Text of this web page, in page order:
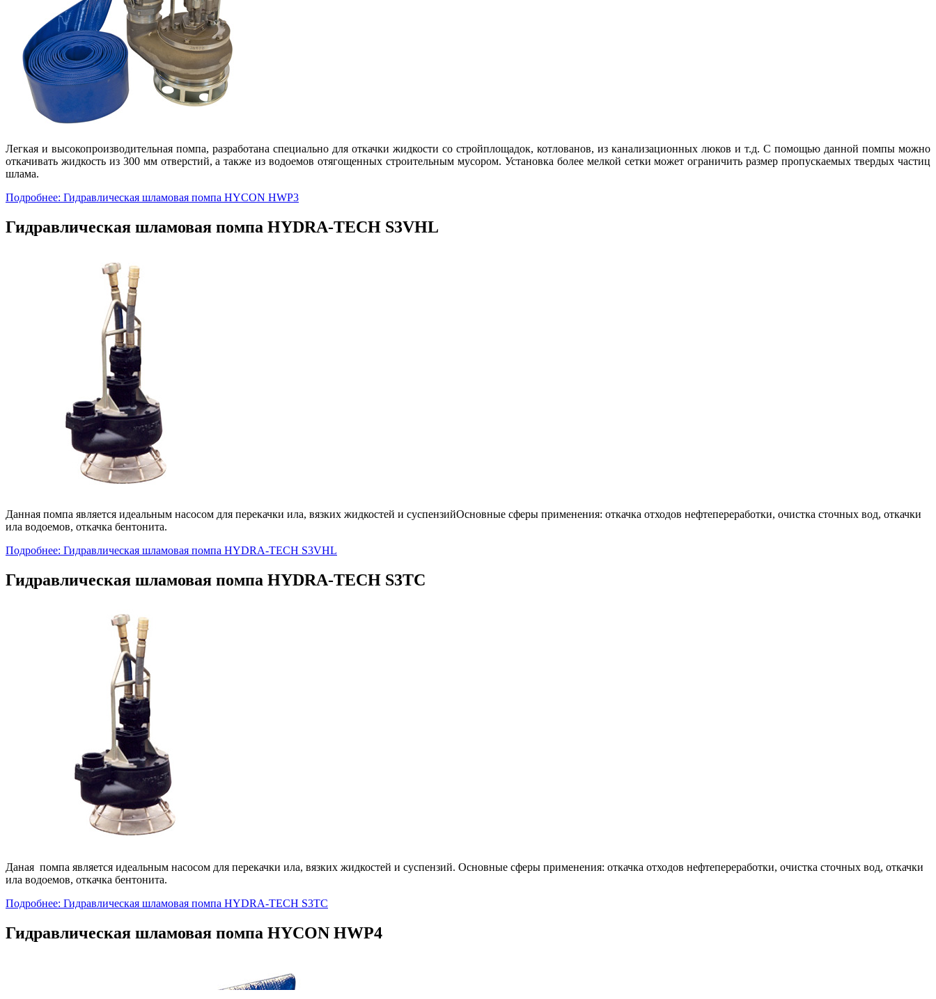
Легкая и высокопроизводительная помпа, разработана специально для откачки жидкости со стройплощадок, котлованов, из канализационных люков и т.д. С помощью данной помпы можно
откачивать жидкость из 300 мм отверстий, а также из водоемов отягощенных строительным мусором. Установка более мелкой сетки может ограничить размер пропускаемых твердых частиц
шлама.
Подробнее: Гидравлическая шламовая помпа HYCON HWP3
Гидравлическая шламовая помпа HYDRA-TECH S3VHL
Данная помпа является идеальным насосом для перекачки ила, вязких жидкостей и суспензийОсновные сферы применения: откачка отходов нефтепереработки, очистка сточных вод, откачки
ила водоемов, откачка бентонита.
Подробнее: Гидравлическая шламовая помпа HYDRA-TECH S3VHL
Гидравлическая шламовая помпа HYDRA-TECH S3TC
Даная помпа является идеальным насосом для перекачки ила, вязких жидкостей и суспензий. Основные сферы применения: откачка отходов нефтепереработки, очистка сточных вод, откачки
ила водоемов, откачка бентонита.
Подробнее: Гидравлическая шламовая помпа HYDRA-TECH S3TC
Гидравлическая шламовая помпа HYCON HWP4